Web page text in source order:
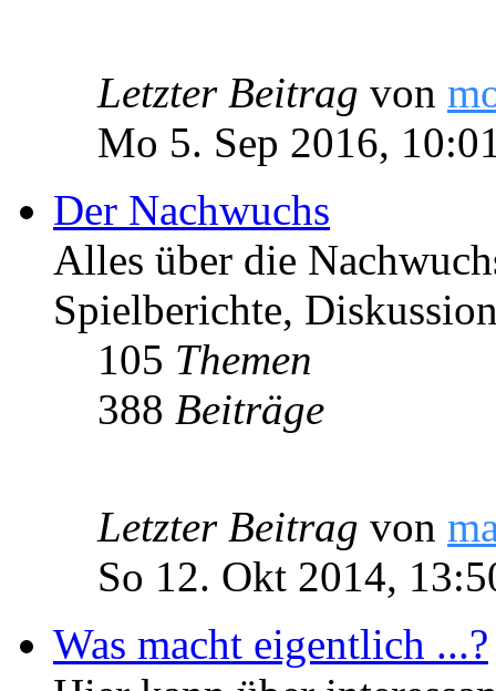
Letzter Beitrag von
Mo 5. Sep 2016,
Der Nachwuchs
Alles über die
Spielberichte,
105 Themen
388 Beiträge
Letzter Beitrag von
So 12. Okt 2014,
Was macht eigentlich ...?